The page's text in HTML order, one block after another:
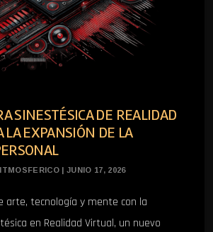
SINESTÉSICA DE REALIDAD
LA EXPANSIÓN DE LA
| JUNIO 17, 2026
arte, tecnología y mente con la
en Realidad Virtual, un nuevo